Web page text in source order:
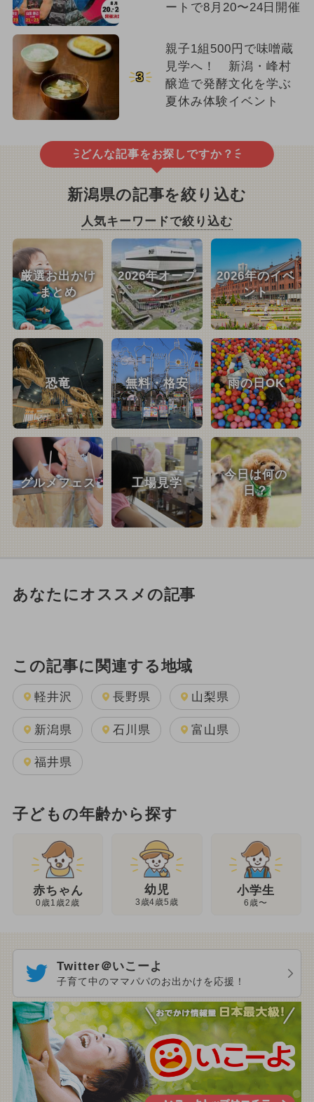
ートで8月20〜24日開催
3
親子1組500円で味噌蔵
見学へ！ 新潟・峰村
醸造で発酵文化を学ぶ
夏休み体験イベント
どんな記事をお探しですか？
新潟県の記事を絞り込む
人気キーワードで絞り込む
厳選お出かけ
まとめ
2026年オープ
ン
2026年のイベ
ント
恐竜 無料・格安 雨の日OK
グルメフェス 工場見学
今日は何の
日？
あなたにオススメの記事
この記事に関連する地域
軽井沢 長野県 山梨県
新潟県 石川県 富山県
福井県
子どもの年齢から探す
赤ちゃん
0歳1歳2歳
幼児
3歳4歳5歳
小学生
6歳〜
Twitter＠いこーよ
子育て中のママパパのお出かけを応援！